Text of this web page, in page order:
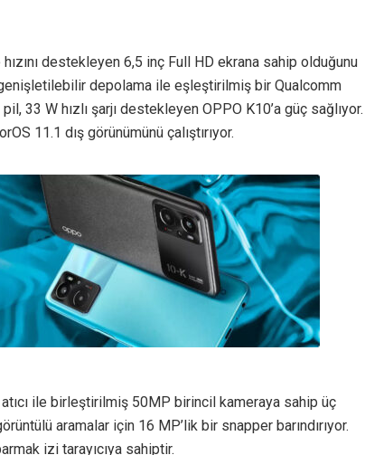
destekleyen 6,5 inç Full HD ekrana sahip olduğunu
depolama ile eşleştirilmiş bir Qualcomm
33 W hızlı şarjı destekleyen OPPO K10’a güç sağlıyor.
11.1 dış görünümünü çalıştırıyor.
ile birleştirilmiş 50MP birincil kameraya sahip üç
aramalar için 16 MP’lik bir snapper barındırıyor.
izi tarayıcıya sahiptir.